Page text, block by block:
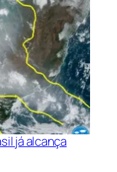
já alcança